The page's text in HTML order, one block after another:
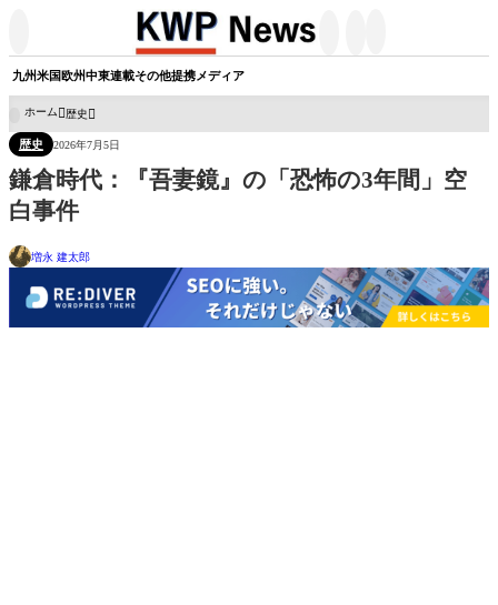
九州米国欧州中東連載その他提携メディア
ホーム 歴史
歴史 2026年7月5日
鎌倉時代：『吾妻鏡』の「恐怖の3年間」空
白事件
増永 建太郎